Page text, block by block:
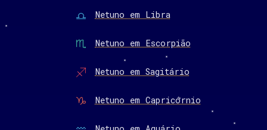
Netuno em Libra
Netuno em Escorpião
Netuno em Sagitário
Netuno em Capricórnio